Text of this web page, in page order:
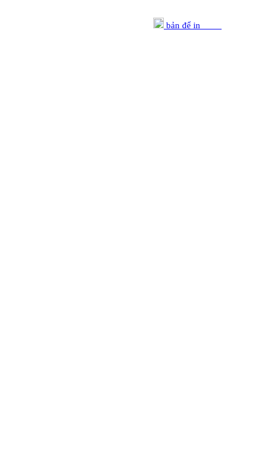
bản để in